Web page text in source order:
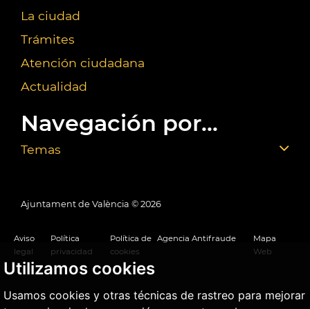
Utilizamos cookies
Usamos cookies y otras técnicas de rastreo para mejorar
La ciudad
Trámites
Atención ciudadana
Actualidad
Navegación por...
Temas
Ajuntament de València © 2026
Aviso
legal
Política
privacidad
Política de
cookies
Agencia Antifraude
Mapa
Web